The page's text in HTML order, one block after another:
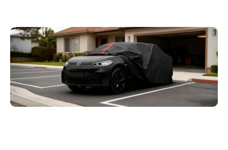
СЕРВИС
Противопожарное полотно
Огнетушители для лития Li-ion
Противопожарное снаряжение